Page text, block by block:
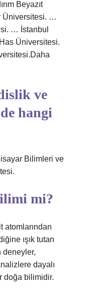
Beyazıt
Üniversitesi. …
… İstanbul
Üniversitesi.
ve
hangi
Bilimleri ve
mi?
atomlarından
ışık tutan
deneyler,
dayalı
doğa bilimidir.